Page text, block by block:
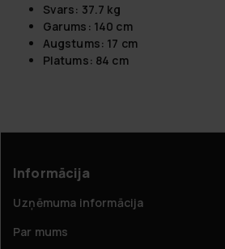
Svars: 37.7 kg
Garums: 140 cm
Augstums: 17 cm
Platums: 84 cm
Informācija
Uzņēmuma informācija
Par mums